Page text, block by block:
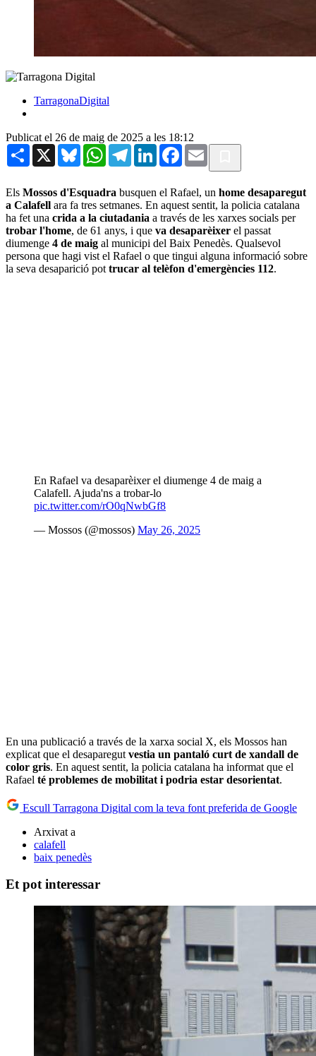
TarragonaDigital
Publicat el 26 de maig de 2025 a les 18:12
Share X BlueskyWhatsAppTelegramLinkedInFacebook
Email
Els Mossos d'Esquadra busquen el Rafael, un home desaparegut
a Calafell ara fa tres setmanes. En aquest sentit, la policia catalana
ha fet una crida a la ciutadania a través de les xarxes socials per
trobar l'home, de 61 anys, i que va desaparèixer el passat
diumenge 4 de maig al municipi del Baix Penedès. Qualsevol
persona que hagi vist el Rafael o que tingui alguna informació sobre
la seva desaparició pot trucar al telèfon d'emergències 112.
En Rafael va desaparèixer el diumenge 4 de maig a
Calafell. Ajuda'ns a trobar-lo
pic.twitter.com/rO0qNwbGf8
— Mossos (@mossos) May 26, 2025
En una publicació a través de la xarxa social X, els Mossos han
explicat que el desaparegut vestia un pantaló curt de xandall de
color gris. En aquest sentit, la policia catalana ha informat que el
Rafael té problemes de mobilitat i podria estar desorientat.
Escull Tarragona Digital com la teva font preferida de Google
Arxivat a
calafell
baix penedès
Et pot interessar